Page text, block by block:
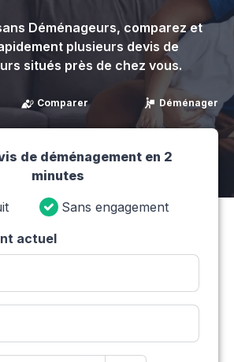
Déménageurs, comparez et
plusieurs devis de
situés près de chez vous.
Comparer Déménager
de déménagement en 2
minutes
Sans engagement
actuel